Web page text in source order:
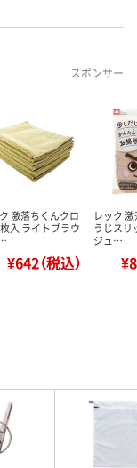
スポンサー
激落ちくんクロ
入 ライトブラウ
¥642（税込）
レック
うじスリ
ジュ…